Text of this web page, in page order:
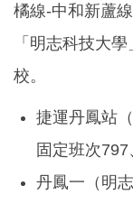
橘線-中和新蘆
「明志科技大
校。
捷運丹鳳站
固定班次797
丹鳳一（明